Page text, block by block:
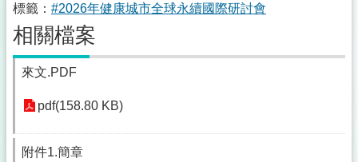
標籤： #2026年健康城市全球永續國際研討會
相關檔案
來文.PDF
pdf(158.80 KB)
附件1.簡章